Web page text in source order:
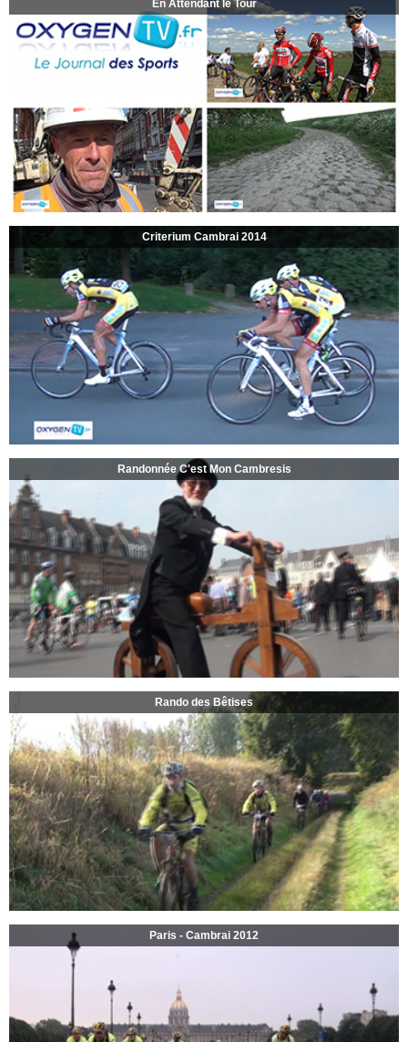
En Attendant le Tour
Criterium Cambrai 2014
Randonnée C'est Mon Cambresis
Rando des Bêtises
Paris - Cambrai 2012